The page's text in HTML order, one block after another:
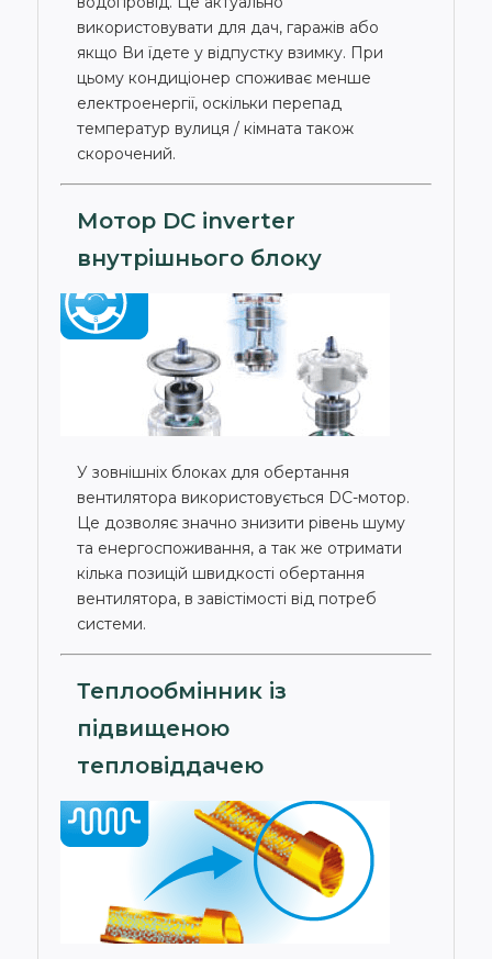
використовувати для дач, гаражів або
якщо Ви їдете у відпустку взимку. При
цьому кондиціонер споживає менше
електроенергії, оскільки перепад
температур вулиця / кімната також
скорочений.
Мотор DC inverter
внутрішнього блоку
У зовнішніх блоках для обертання
вентилятора використовується DC-мотор.
Це дозволяє значно знизити рівень шуму
та енергоспоживання, а так же отримати
кілька позицій швидкості обертання
вентилятора, в завістімості від потреб
системи.
Теплообмінник із
підвищеною
тепловіддачею